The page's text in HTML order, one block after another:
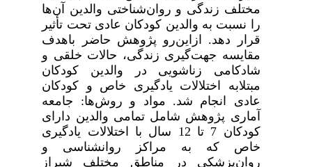
مختلف زندگی و روان‌شناختی والدین آن‌ها
را نسبت به والدین کودکان عادی تحت تأثیر
قرار دهد. ازاین‌رو پژوهش حاضر باهدف
مقایسه جهت‌گیری زندگی، حالات خلقی و
شادکامی زناشویی در والدین کودکان
مبتلابه اختلالات یادگیری خاص و کودکان
عادی انجام شد.مواد و روش‌ها: جامعه
آماری پژوهش شامل تمامی والدین دارای
کودکان 7 تا 12 سال با اختلالات یادگیری
خاص که به مراکز روانشناسی و
روان‌پزشکی در مناطق مختلف شیراز